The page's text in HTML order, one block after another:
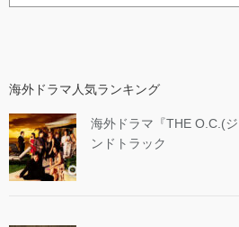
海外ドラマ人気ランキング
海外ドラマ『THE O.C.(
ンドトラック